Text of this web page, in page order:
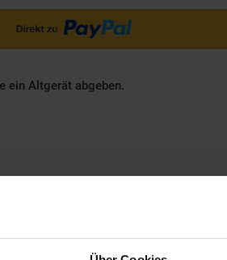
ein Altgerät abgeben.
Altgeräterücknahme